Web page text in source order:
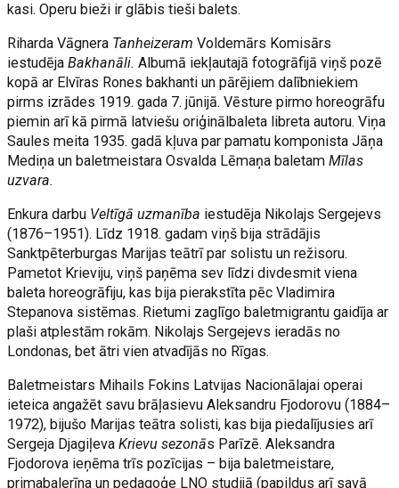
kasi. Operu bieži ir glābis tieši balets.
Riharda Vāgnera Tanheizeram Voldemārs Komisārs
iestudējaBakhanāli.Albumā iekļautajā fotogrāfijā viņš pozē
kopā ar Elvīras Rones bakhanti un pārējiem dalībniekiem
pirms izrādes 1919. gada 7. jūnijā. Vēsture pirmo horeogrāfu
piemin arī kā pirmā latviešu oriģinālbaleta libreta autoru. Viņa
Saules meita 1935. gadā kļuva par pamatu komponista Jāņa
Mediņa un baletmeistara Osvalda Lēmaņa baletamMīlas
uzvara.
Enkura darbu Veltīgā uzmanība iestudēja Nikolajs Sergejevs
(1876–1951). Līdz 1918. gadam viņš bija strādājis
Sanktpēterburgas Marijas teātrī par solistu un režisoru.
Pametot Krieviju, viņš paņēma sev līdzi divdesmit viena
baleta horeogrāfiju, kas bija pierakstīta pēc Vladimira
Stepanova sistēmas. Rietumi zaglīgo baletmigrantu gaidīja ar
plaši atplestām rokām. Nikolajs Sergejevs ieradās no
Londonas, bet ātri vien atvadījās no Rīgas.
Baletmeistars Mihails Fokins Latvijas Nacionālajai operai
ieteica angažēt savu brāļasievu Aleksandru Fjodorovu (1884–
1972), bijušo Marijas teātra solisti, kas bija piedalījusies arī
Sergeja DjagiļevaKrievu sezonās Parīzē. Aleksandra
Fjodorova ieņēma trīs pozīcijas – bija baletmeistare,
primabalerīna un pedagoģe LNO studijā (papildus arī savā